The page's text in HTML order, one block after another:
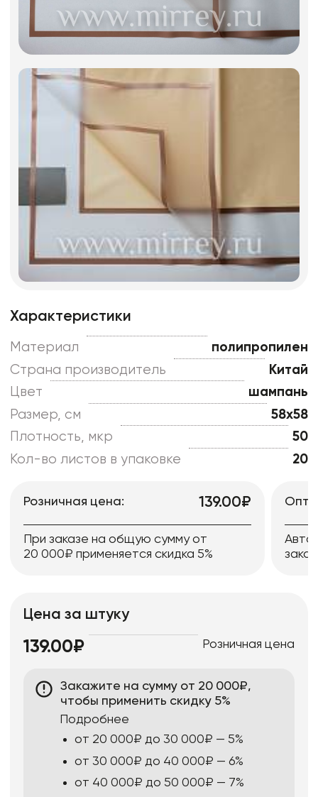
Характеристики
Материал
полипропилен
Страна производитель
Китай
Цвет
шампань
Размер, см
58x58
Плотность, мкр
50
Кол-во листов в упаковке
20
Розничная цена: 139.00₽
При заказе на общую сумму от
20 000₽ применяется скидка 5%
Цена за штуку
139.00₽ Розничная цена
Закажите на сумму от 20 000₽,
чтобы применить скидку 5%
Подробнее
от 20 000₽ до 30 000₽ — 5%
от 30 000₽ до 40 000₽ — 6%
от 40 000₽ до 50 000₽ — 7%